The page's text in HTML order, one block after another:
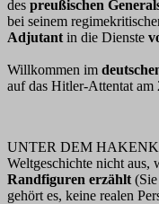
des preußischen
bei seinem
Adjutant in die Dienste
Willkommen im
auf das Hitler-Attentat
UNTER DEM
Weltgeschichte nicht aus,
Randfiguren erzählt
gehört es, keine realen